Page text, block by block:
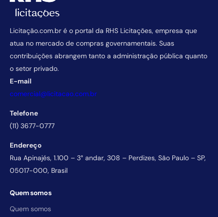
Licitação.com.br é o portal da RHS Licitações, empresa que
atua no mercado de compras governamentais. Suas
contribuições abrangem tanto a administração pública quanto
o setor privado.
E-mail
comercial@licitacao.com.br
Telefone
(11) 3677-0777
Endereço
Rua Apinajés, 1.100 – 3° andar, 308 – Perdizes, São Paulo – SP,
05017-000, Brasil
Quem somos
Quem somos